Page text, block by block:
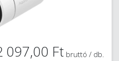
097,00 Ft bruttó / db.